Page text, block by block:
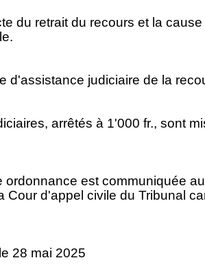
du retrait du recours et la
d'assistance judiciaire de la
arrêtés à 1'000 fr., sont
ordonnance est communiquée
Cour d'appel civile du Tribunal
28 mai 2025